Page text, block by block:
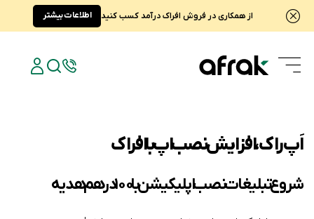
از همکاری در فروش افراک درآمد کسب کنید اطلاعات بیشتر
اَپ‌راک، افزایش نصب اپ با افراک
شروع تبلیغات نصب اپلیکیشن با ۱۰۰ درهم هدیه